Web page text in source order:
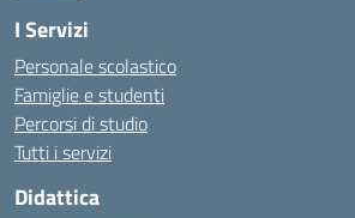
I Servizi
Personale scolastico
Famiglie e studenti
Percorsi di studio
Tutti i servizi
Didattica